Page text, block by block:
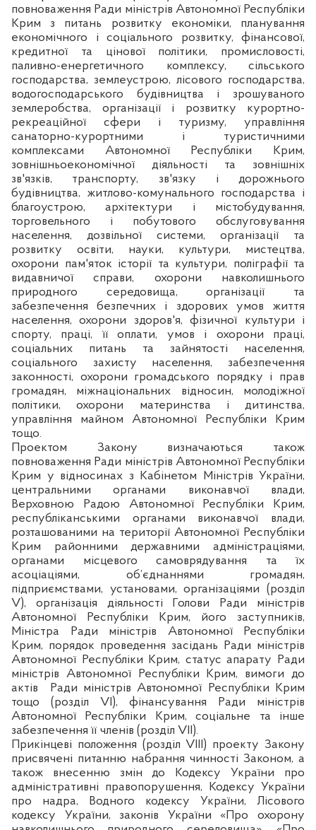
повноваження Ради міністрів Автономної Республіки
Кримз питань розвитку економіки, планування
економічного і соціального розвитку, фінансової,
кредитної та цінової політики, промисловості,
паливно-енергетичного комплексу, сільського
господарства, землеустрою, лісового господарства,
водогосподарського будівництва і зрошуваного
землеробства, організації і розвитку курортно-
рекреаційної сфери і туризму, управління
санаторно-курортними і туристичними
комплексами Автономної Республіки Крим,
зовнішньоекономічної діяльності та зовнішніх
зв'язків, транспорту, зв'язку і дорожнього
будівництва, житлово-комунального господарства і
благоустрою, архітектури і містобудування,
торговельного і побутового обслуговування
населення, дозвільної системи, організації та
розвитку освіти, науки, культури, мистецтва,
охорони пам'яток історії та культури, поліграфії та
видавничої справи, охорони навколишнього
природного середовища, організації та
забезпечення безпечних і здорових умов життя
населення, охорони здоров'я, фізичної культури і
спорту, праці, її оплати, умов і охорони праці,
соціальних питань та зайнятості населення,
соціального захисту населення, забезпечення
законності, охорони громадського порядку і прав
громадян, міжнаціональних відносин, молодіжної
політики, охорони материнства і дитинства,
управління майном Автономної Республіки Крим
тощо.
Проектом Закону визначаються також
повноваження Ради міністрів Автономної Республіки
Крим у відносинах з Кабінетом Міністрів України,
центральними органами виконавчої влади,
Верховною Радою Автономної Республіки Крим,
республіканськими органами виконавчої влади,
розташованими на території Автономної Республіки
Крим районними державними адміністраціями,
органами місцевого самоврядування та їх
асоціаціями, об’єднаннями громадян,
підприємствами, установами, організаціями (розділ
V), організація діяльності Голови Ради міністрів
Автономної Республіки Крим, його заступників,
Міністра Ради міністрів Автономної Республіки
Крим, порядок проведення засідань Ради міністрів
Автономної Республіки Крим, статус апарату Ради
міністрів Автономної Республіки Крим, вимоги до
актів
Ради міністрів Автономної Республіки Крим
тощо (розділ VІ), фінансування Ради міністрів
Автономної Республіки Крим, соціальне та інше
забезпечення її членів (розділ VІІ).
Прикінцеві положення (розділ VІІІ) проекту Закону
присвячені питанню набрання чинності Законом, а
також внесенню змін до Кодексу України про
адміністративні правопорушення, Кодексу України
про надра, Водного кодексу України, Лісового
кодексу України, законів України «Про охорону